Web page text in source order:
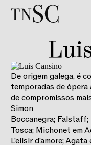
De origem galega, é
temporadas de
de compromissos
Simon
Boccanegra; Falstaff;
Tosca; Michonet em
L’elisir d’amore;
GALERIA